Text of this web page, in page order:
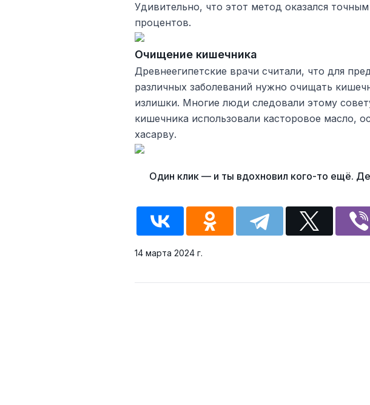
Удивительно, что этот метод оказался
процентов.
Очищение кишечника
Древнеегипетские врачи считали, что для
различных заболеваний нужно очищать
излишки. Многие люди следовали этому
кишечника использовали касторовое масло,
хасарву.
14 марта 2024 г.